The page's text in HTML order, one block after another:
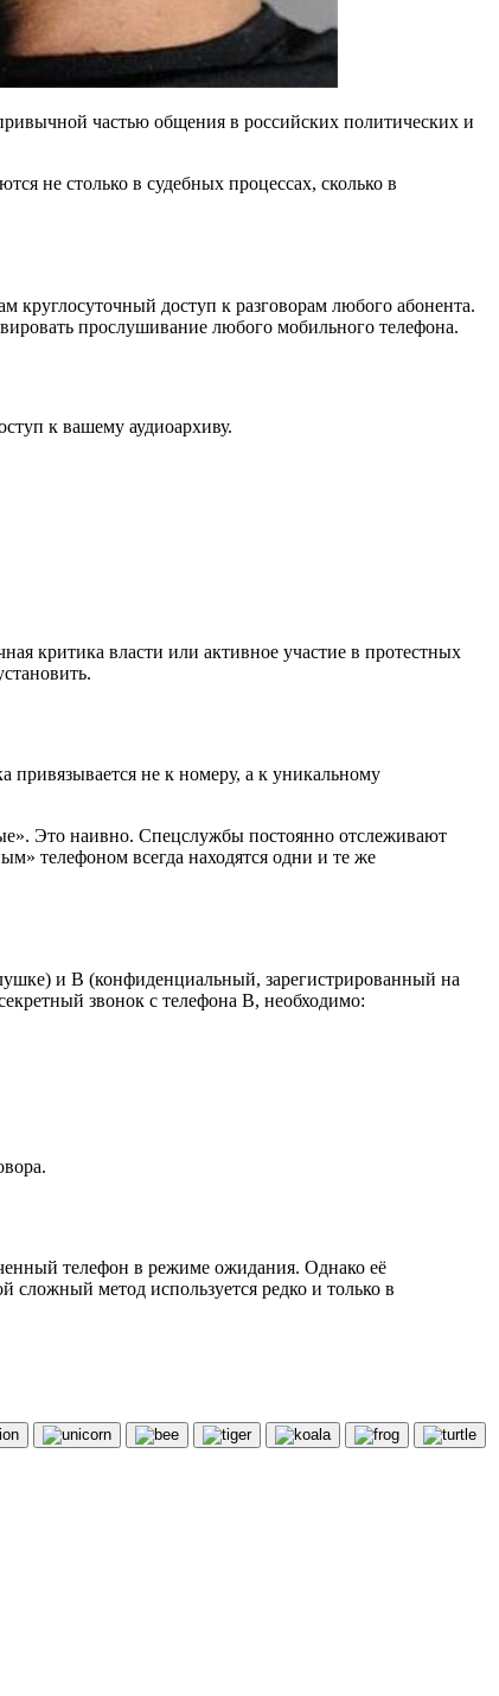
частью общения в российских политических и
не столько в судебных процессах, сколько в
круглосуточный доступ к разговорам любого абонента.
прослушивание любого мобильного телефона.
к вашему аудиоархиву.
критика власти или активное участие в протестных
не к номеру, а к уникальному
Это наивно. Спецслужбы постоянно отслеживают
телефоном всегда находятся одни и те же
и B (конфиденциальный, зарегистрированный на
звонок с телефона B, необходимо:
телефон в режиме ожидания. Однако её
метод используется редко и только в